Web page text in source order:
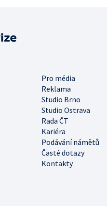
Pro média
Reklama
Studio Brno
Studio Ostrava
Rada ČT
Kariéra
Podávání námětů
Časté dotazy
Kontakty